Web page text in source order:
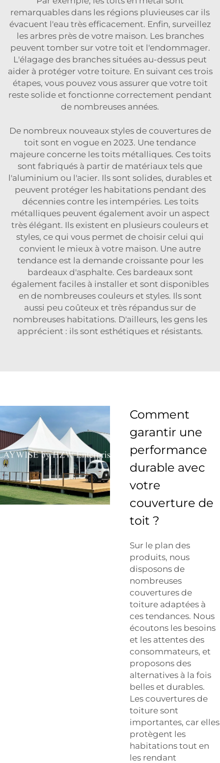
remarquables dans les régions pluvieuses car ils
évacuent l'eau très efficacement. Enfin, surveillez
les arbres près de votre maison. Les branches
peuvent tomber sur votre toit et l'endommager.
L'élagage des branches situées au-dessus peut
aider à protéger votre toiture. En suivant ces trois
étapes, vous pouvez vous assurer que votre toit
reste solide et fonctionne correctement pendant
de nombreuses années.
De nombreux nouveaux styles de couvertures de
toit sont en vogue en 2023. Une tendance
majeure concerne les toits métalliques. Ces toits
sont fabriqués à partir de matériaux tels que
l'aluminium ou l'acier. Ils sont solides, durables et
peuvent protéger les habitations pendant des
décennies contre les intempéries. Les toits
métalliques peuvent également avoir un aspect
très élégant. Ils existent en plusieurs couleurs et
styles, ce qui vous permet de choisir celui qui
convient le mieux à votre maison. Une autre
tendance est la demande croissante pour les
bardeaux d'asphalte. Ces bardeaux sont
également faciles à installer et sont disponibles
en de nombreuses couleurs et styles. Ils sont
aussi peu coûteux et très répandus sur de
nombreuses habitations. D'ailleurs, les gens les
apprécient : ils sont esthétiques et résistants.
Comment
garantir une
performance
durable avec
votre
couverture de
toit ?
Sur le plan des
produits, nous
disposons de
nombreuses
couvertures de
toiture adaptées à
ces tendances. Nous
écoutons les besoins
et les attentes des
consommateurs, et
proposons des
alternatives à la fois
belles et durables.
Les couvertures de
toiture sont
importantes, car elles
protègent les
habitations tout en
les rendant